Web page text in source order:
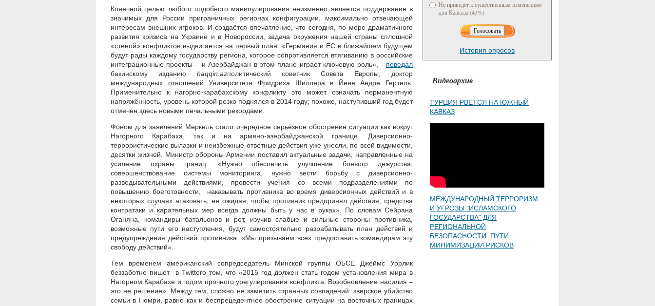
Конечной целью любого подобного манипулирования неизменно является поддержание в
значимых для России приграничных регионах конфигурации, максимально отвечающей
интересам внешних игроков. И создаётся впечатление, что сегодня, по мере драматичного
развития кризиса на Украине и в Новороссии, задача окружения нашей страны сплошной
«стеной» конфликтов выдвигается на первый план. «Германия и ЕС в ближайшем будущем
будут рады каждому государству региона, которое сопротивляется втягиванию в российские
интеграционные проекты – и Азербайджан в этом плане играет ключевую роль», - поведал
бакинскому изданию haqqin.azполитический советник Совета Европы, доктор
международных отношений Университета Фридриха Шиллера в Йене Андре Гертель.
Применительно к нагорно-карабахскому конфликту это может означать перманентную
напряжённость, уровень которой резко поднялся в 2014 году; похоже, наступивший год будет
отмечен здесь новыми печальными рекордами.
Фоном для заявлений Меркель стало очередное серьёзное обострение ситуации как вокруг
Нагорного Карабаха, так и на армяно-азербайджанской границе. Диверсионно-
террористические вылазки и неизбежные ответные действия уже унесли, по всей видимости,
десятки жизней. Министр обороны Армении поставил актуальные задачи, направленные на
усиление охраны границ: «Нужно обеспечить улучшение боевого дежурства,
совершенствование системы мониторинга, нужно вести борьбу с диверсионно-
разведывательными действиями, провести учения со всеми подразделениями по
повышению боеготовности, наказывать противника во время диверсионных действий и в
некоторых случаях атаковать, не ожидая, чтобы противник предпринял действия, средства
контратаки и карательных мер всегда должны быть у нас в руках». По словам Сейрана
Оганяна, командиры батальонов и рот, изучив слабые и сильные стороны противника,
возможные пути его наступления, будут самостоятельно разрабатывать план действий и
предупреждения действий противника: «Мы призываем всех предоставить командирам эту
свободу действий».
Тем временем американский сопредседатель Минской группы ОБСЕ Джеймс Уорлик
беззаботно пишет в Twitterо том, что «2015 год должен стать годом установления мира в
Нагорном Карабахе и годом прочного урегулирования конфликта. Возобновление насилия –
это не решение». Между тем, сложно не заметить странных совпадений: зверское убийство
семьи в Гюмри, равно как и беспрецедентное обострение ситуации на восточных границах
Не приведёт к существенным изменениям
для Кавказа (43%)
История опросов
Видеоархив
ТУРЦИЯ РВЁТСЯ НА ЮЖНЫЙ
КАВКАЗ
МЕЖДУНАРОДНЫЙ ТЕРРОРИЗМ
И УГРОЗЫ "ИСЛАМСКОГО
ГОСУДАРСТВА" ДЛЯ
РЕГИОНАЛЬНОЙ
БЕЗОПАСНОСТИ. ПУТИ
МИНИМИЗАЦИИ РИСКОВ